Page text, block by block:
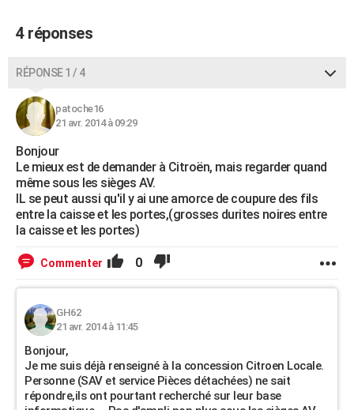
Dictionnaire
Biographies
Citations
Expressions
Proverbes
PROGRAMME TV
COPAINS D'AVANT
S'inscrire
Se connecter
Lycées
Collèges
Primaires
Universités
Entreprises
Service militaire
Avis de recherche
AVIS DE DÉCÈS
Bricolage
Lifestyle
Culture
Sport
Auto
Television
Voyage
Cinema
4 réponses
RÉPONSE 1 / 4
patoche16
21 avr. 2014 à 09:29
Bonjour
Le mieux est de demander à Citroën, mais regarder quand
même sous les sièges AV.
IL se peut aussi qu'il y ai une amorce de coupure des fils
entre la caisse et les portes,(grosses durites noires entre
la caisse et les portes)
Commenter 0
GH62
21 avr. 2014 à 11:45
Bonjour,
Je me suis déjà renseigné à la concession Citroen Locale.
Personne (SAV et service Pièces détachées) ne sait
répondre,ils ont pourtant recherché sur leur base